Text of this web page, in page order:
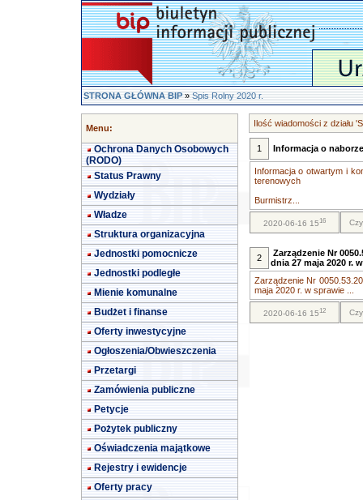
STRONA GŁÓWNA BIP»Spis Rolny 2020 r.
Menu:
Ochrona Danych Osobowych
(RODO)
Status Prawny
Wydziały
Władze
Struktura organizacyjna
Jednostki pomocnicze
Jednostki podległe
Mienie komunalne
Budżet i finanse
Oferty inwestycyjne
Ogłoszenia/Obwieszczenia
Przetargi
Zamówienia publiczne
Petycje
Pożytek publiczny
Oświadczenia majątkowe
Rejestry i ewidencje
Oferty pracy
Ilość wiadomości z działu
1 Informacja o
Informacja o otwartym i
terenowych
Burmistrz...
2020-06-16 1516
2
Zarządzenie Nr
dnia 27 maja 2020 r.
Zarządzenie Nr
maja 2020 r. w sprawie ...
2020-06-16 1512